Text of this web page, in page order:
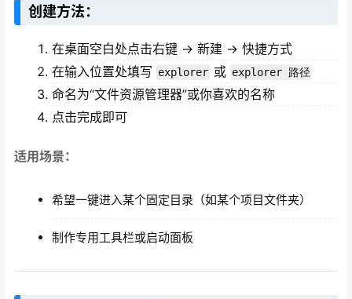
创建方法：
在桌面空白处点击右键 → 新建 → 快捷方式
在输入位置处填写 explorer 或 explorer 路径
命名为“文件资源管理器”或你喜欢的名称
点击完成即可
适用场景：
希望一键进入某个固定目录（如某个项目文件夹）
制作专用工具栏或启动面板